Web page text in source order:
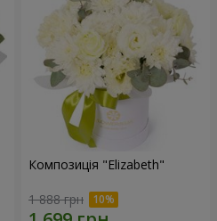
Композиція "Elizabeth"
1 888 грн